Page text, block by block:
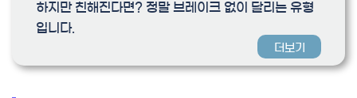
하지만 친해진다면? 정말 브레이크 없이 달리는 유형
입니다.
더보기